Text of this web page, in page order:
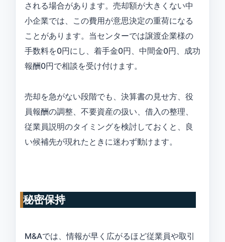
される場合があります。売却額が大きくない中
小企業では、この費用が意思決定の重荷になる
ことがあります。当センターでは譲渡企業様の
手数料を0円にし、着手金0円、中間金0円、成功
報酬0円で相談を受け付けます。
売却を急がない段階でも、決算書の見せ方、役
員報酬の調整、不要資産の扱い、借入の整理、
従業員説明のタイミングを検討しておくと、良
い候補先が現れたときに迷わず動けます。
秘密保持
M&Aでは、情報が早く広がるほど従業員や取引